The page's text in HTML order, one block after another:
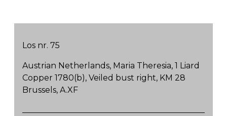
Los nr. 75
Austrian Netherlands, Maria Theresia, 1 Liard
Copper 1780(b), Veiled bust right, KM 28
Brussels, A.XF